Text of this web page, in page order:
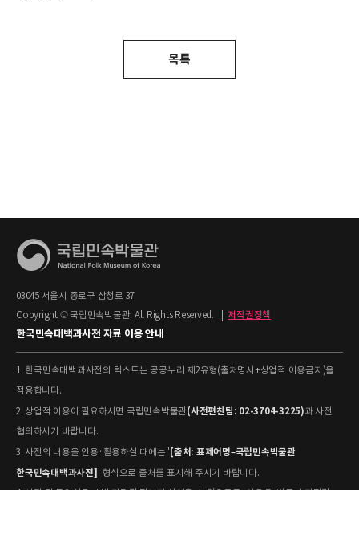
목록
03045 서울시 종로구 삼청로 37
Copyright © 국립민속박물관. All Rights Reserved.
저작권정책
한국민속대백과사전 자료 이용 안내
1. 한국민속대백과사전의 텍스트는 공공누리 제2유형(출처명시+상업적 이용금지)을
적용합니다.
2. 상업적 이용이 필요하시면 국립민속박물관(사전편찬팀: 02-3704-3225)과 사전
협의하시기 바랍니다.
3. 사전의 내용을 인용·활용하실 때에는 ' [출처: 표제어명–국립민속박물관
한국민속대백과사전] ' 형식으로 출처를 표시해 주시기 바랍니다.
4. 사진 및 동영상은 개별 저작권 정보가 상이할 수 있으므로, 이용 전 반드시 저작권